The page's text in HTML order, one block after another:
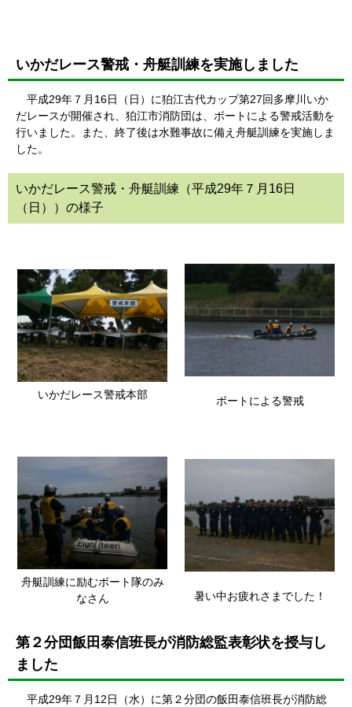
いかだレース警戒・舟艇訓練を実施しました
平成29年７月16日（日）に狛江古代カップ第27回多摩川いか
だレースが開催され、狛江市消防団は、ボートによる警戒活動を
行いました。また、終了後は水難事故に備え舟艇訓練を実施しま
した。
いかだレース警戒・舟艇訓練（平成29年７月16日
（日））の様子
いかだレース警戒本部 ボートによる警戒
舟艇訓練に励むボート隊のみ
なさん
暑い中お疲れさまでした！
第２分団飯田泰信班長が消防総監表彰状を授与し
ました
平成29年７月12日（水）に第２分団の飯田泰信班長が消防総